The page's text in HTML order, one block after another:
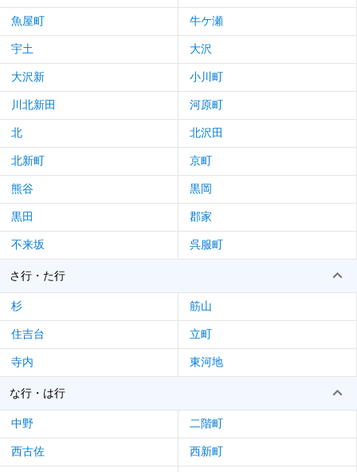
魚屋町 牛ケ瀬
宇土 大沢
大沢新 小川町
川北新田 河原町
北 北沢田
北新町 京町
熊谷 黒岡
黒田 郡家
不来坂 呉服町
さ行・た行
杉 筋山
住吉台 立町
寺内 東河地
な行・は行
中野 二階町
西古佐 西新町